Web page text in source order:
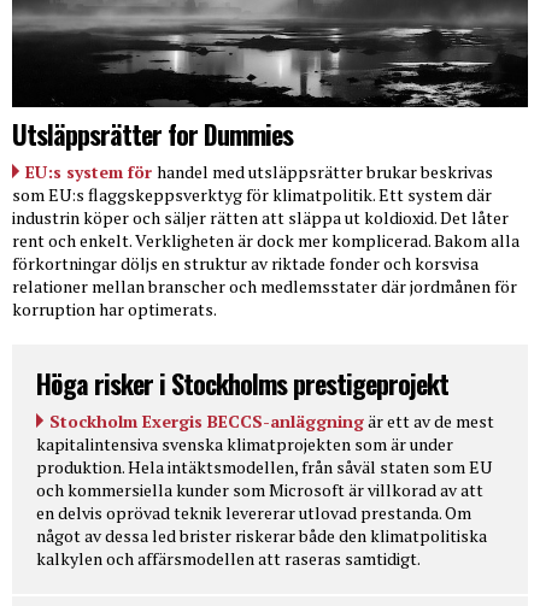
Utsläppsrätter for Dummies
EU:s system för handel med utsläppsrätter brukar beskrivas
som EU:s flaggskeppsverktyg för klimatpolitik. Ett system där
industrin köper och säljer rätten att släppa ut koldioxid. Det låter
rent och enkelt. Verkligheten är dock mer komplicerad. Bakom alla
förkortningar döljs en struktur av riktade fonder och korsvisa
relationer mellan branscher och medlemsstater där jordmånen för
korruption har optimerats.
Höga risker i Stockholms prestigeprojekt
Stockholm Exergis BECCS-anläggningär ett av de mest
kapitalintensiva svenska klimatprojekten som är under
produktion. Hela intäktsmodellen, från såväl staten som EU
och kommersiella kunder som Microsoft är villkorad av att
en delvis oprövad teknik levererar utlovad prestanda. Om
något av dessa led brister riskerar både den klimatpolitiska
kalkylen och affärsmodellen att raseras samtidigt.